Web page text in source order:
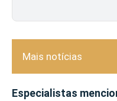
Mais notícias
Especialistas